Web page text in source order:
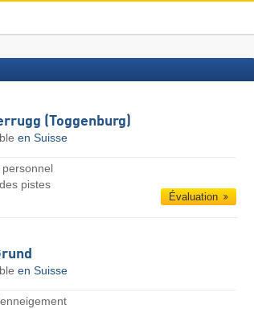
(Toggenburg)
en Suisse
pistes
Évaluation
en Suisse